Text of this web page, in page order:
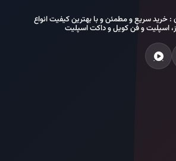
: خرید سریع و مطمئن و با بهترین کیفیت انواع
اسپلیت و فن کویل و داکت اسپلیت